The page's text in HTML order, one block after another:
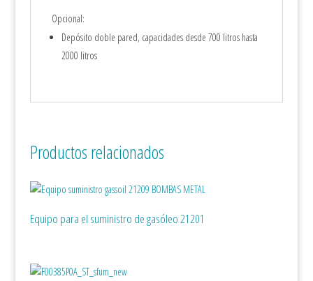
Opcional:
Depósito doble pared, capacidades desde 700 litros hasta
2000 litros
Productos relacionados
Equipo para el suministro de gasóleo 21201